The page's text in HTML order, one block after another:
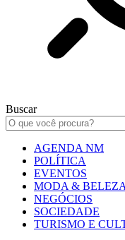
Buscar
AGENDA NM
POLÍTICA
EVENTOS
MODA & BELEZA
NEGÓCIOS
SOCIEDADE
TURISMO E